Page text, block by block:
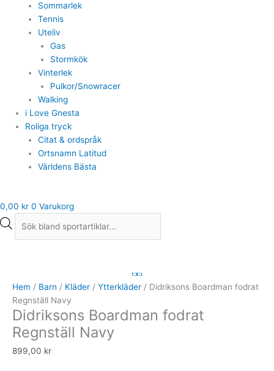
Sommarlek
Tennis
Uteliv
Gas
Stormkök
Vinterlek
Pulkor/Snowracer
Walking
i Love Gnesta
Roliga tryck
Citat & ordspråk
Ortsnamn Latitud
Världens Bästa
0,00 kr 0 Varukorg
Hem / Barn / Kläder / Ytterkläder / Didriksons Boardman fodrat
Regnställ Navy
Didriksons Boardman fodrat
Regnställ Navy
899,00 kr
fodrat
Regnställ
Navy
mängd